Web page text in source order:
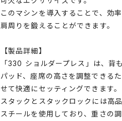
このマシンを導入することで、効
肩周りを鍛えることができます。
【製品詳細】
「330 ショルダープレス」は、背
パッド、座席の高さを調整できる
せて快適にセッティングできます
スタックとスタックロックには高
スチールを使用しており、重さの